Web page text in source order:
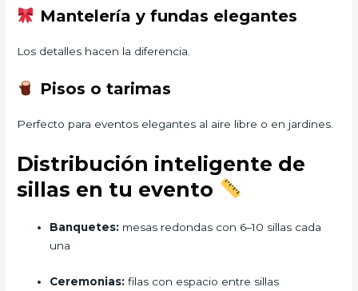
Mantelería y fundas elegantes
Los detalles hacen la diferencia.
Pisos o tarimas
Perfecto para eventos elegantes al aire libre o en jardines.
Distribución inteligente de
sillas en tu evento
Banquetes: mesas redondas con 6–10 sillas cada
una
Ceremonias: filas con espacio entre sillas